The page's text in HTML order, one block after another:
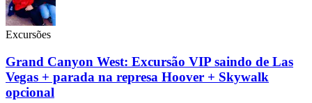
Excursões
Grand Canyon West: Excursão VIP saindo de Las
Vegas + parada na represa Hoover + Skywalk
opcional